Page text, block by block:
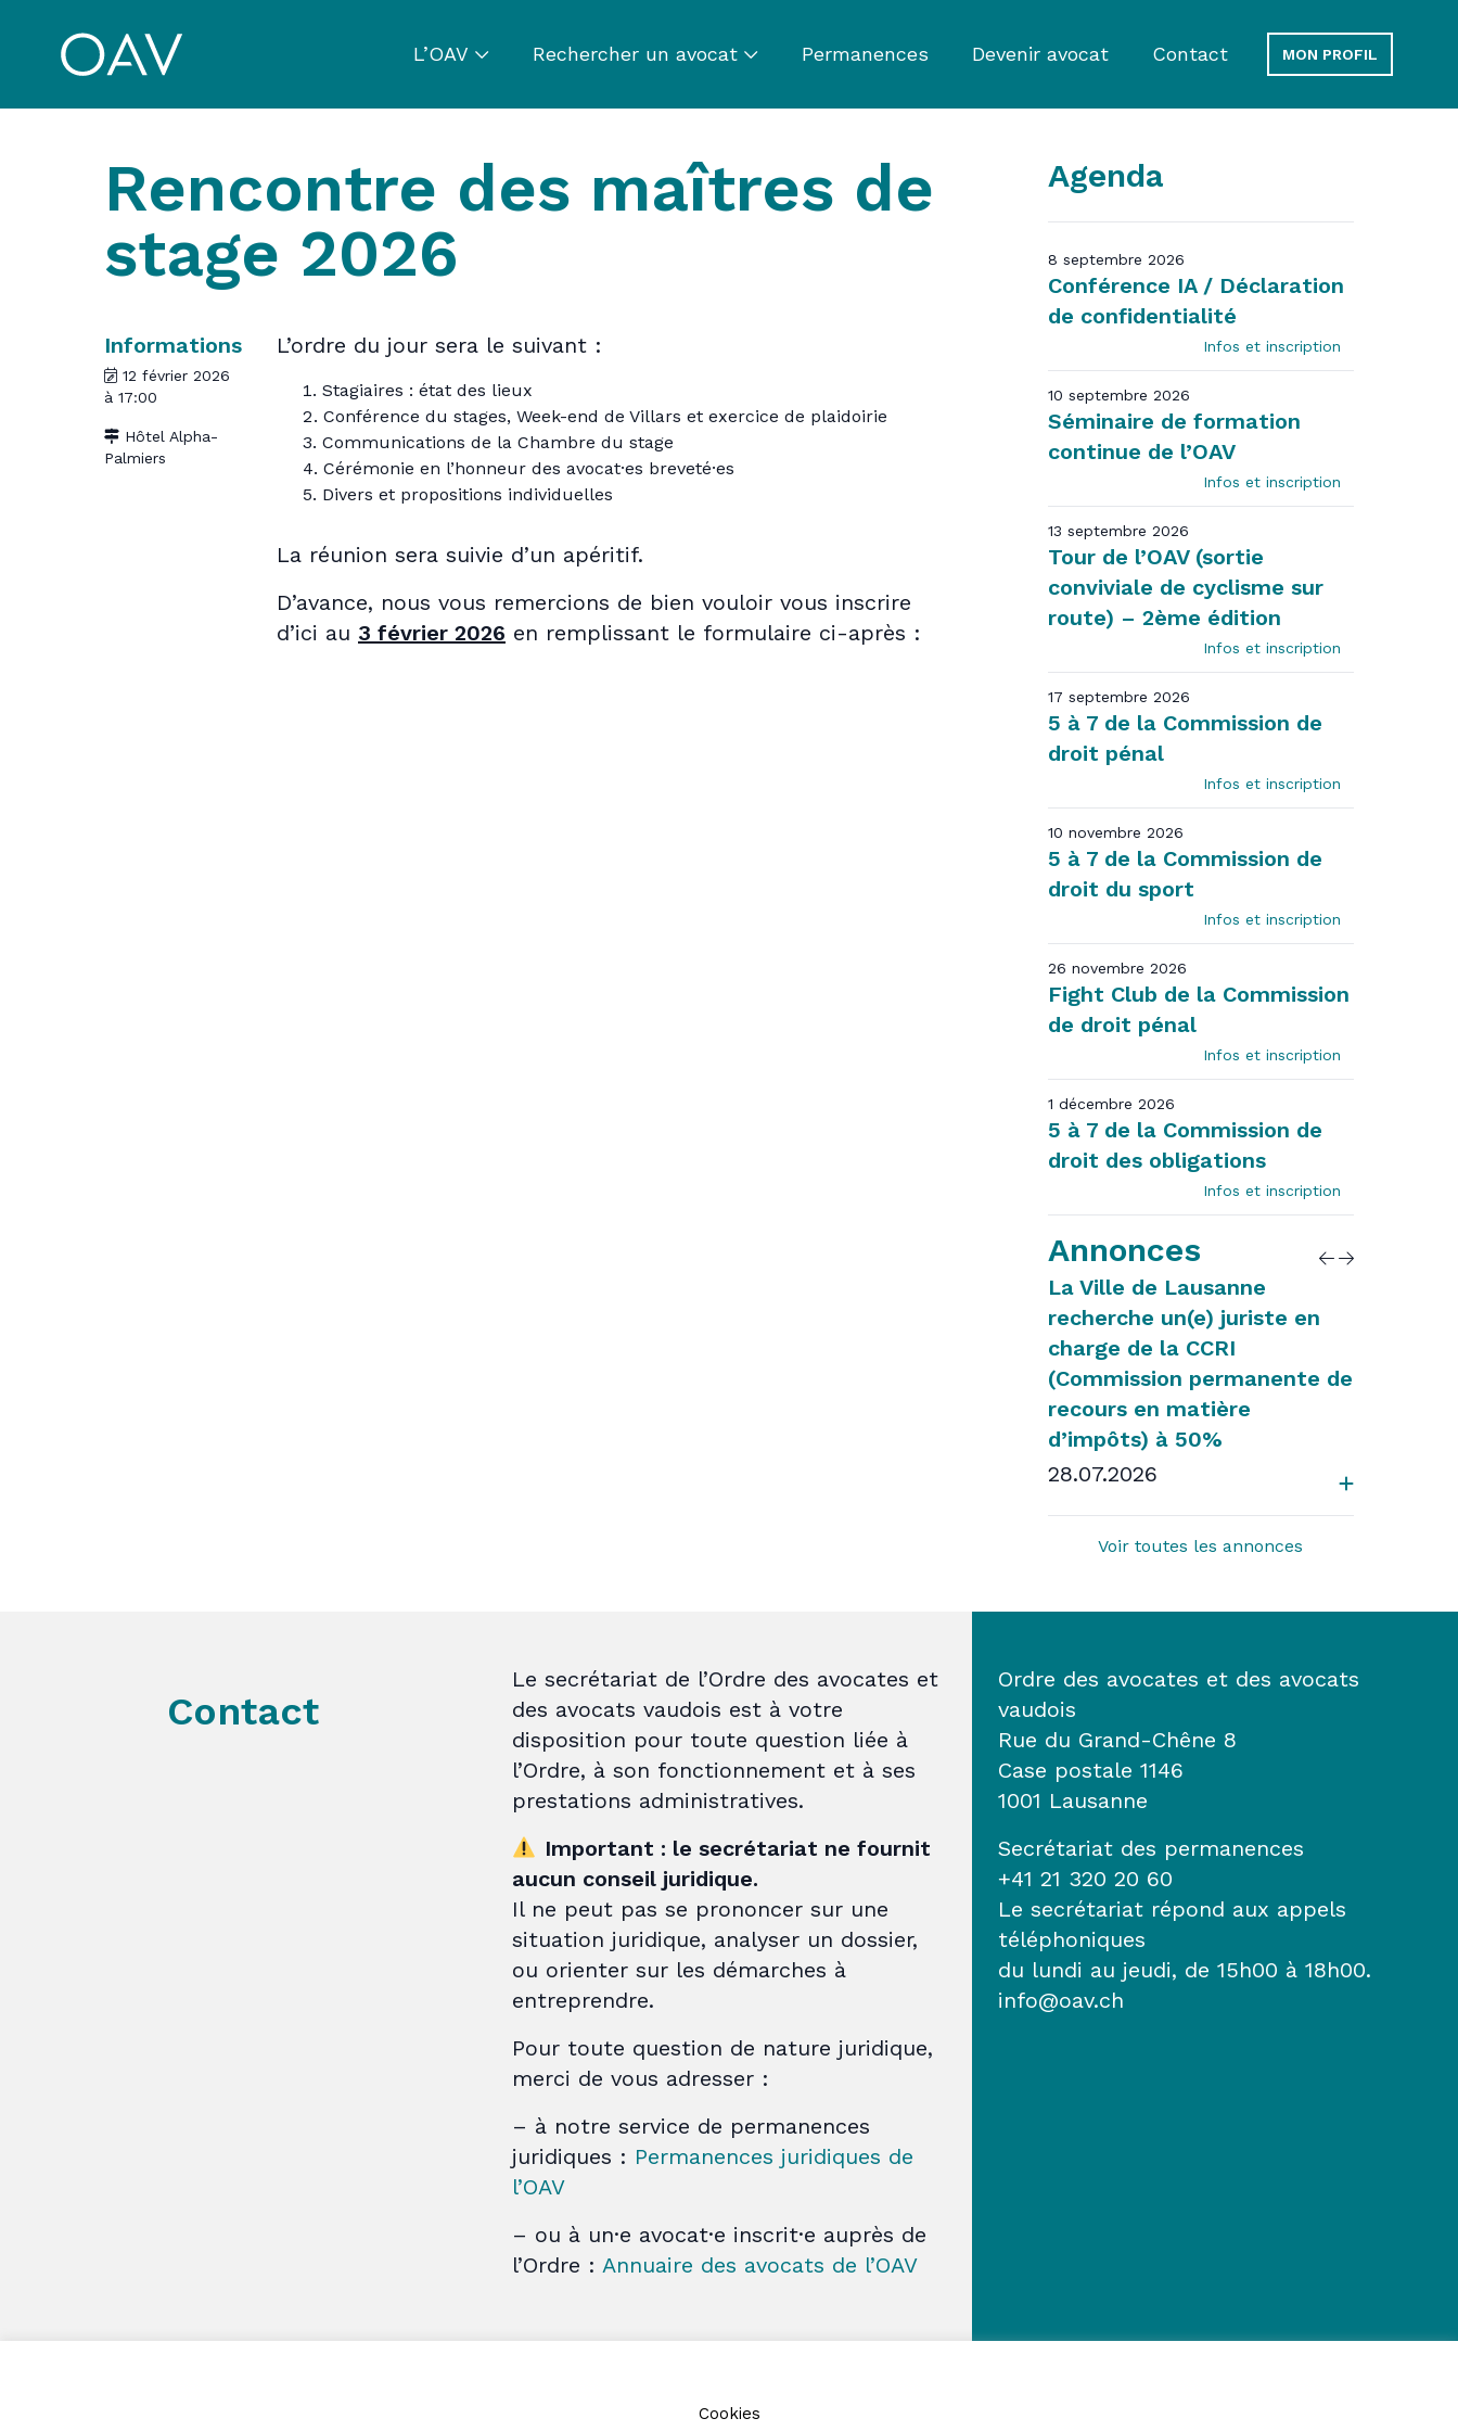
L’OAV Rechercher un avocat Permanences Devenir avocat Contact MON PROFIL
Rencontre des maîtres de
stage 2026
Informations
12 février 2026
à 17:00
Hôtel Alpha-
Palmiers
L’ordre du jour sera le suivant :
Stagiaires : état des lieux
Conférence du stages, Week-end de Villars et exercice de plaidoirie
Communications de la Chambre du stage
Cérémonie en l’honneur des avocat·es breveté·es
Divers et propositions individuelles
La réunion sera suivie d’un apéritif.
D’avance, nous vous remercions de bien vouloir vous inscrire
d’ici au 3 février 2026 en remplissant le formulaire ci-après :
Agenda
8 septembre 2026
Conférence IA / Déclaration
de confidentialité
Infos et inscription
10 septembre 2026
Séminaire de formation
continue de l’OAV
Infos et inscription
13 septembre 2026
Tour de l’OAV (sortie
conviviale de cyclisme sur
route) – 2ème édition
Infos et inscription
17 septembre 2026
5 à 7 de la Commission de
droit pénal
Infos et inscription
10 novembre 2026
5 à 7 de la Commission de
droit du sport
Infos et inscription
26 novembre 2026
Fight Club de la Commission
de droit pénal
Infos et inscription
1 décembre 2026
5 à 7 de la Commission de
droit des obligations
Infos et inscription
Annonces
La Ville de Lausanne
recherche un(e) juriste en
charge de la CCRI
(Commission permanente de
recours en matière
d’impôts) à 50%
28.07.2026
Voir toutes les annonces
Contact
Le secrétariat de l’Ordre des avocates et
des avocats vaudois est à votre
disposition pour toute question liée à
l’Ordre, à son fonctionnement et à ses
prestations administratives.
Important : le secrétariat ne fournit
aucun conseil juridique.
Il ne peut pas se prononcer sur une
situation juridique, analyser un dossier,
ou orienter sur les démarches à
entreprendre.
Pour toute question de nature juridique,
merci de vous adresser :
– à notre service de permanences
juridiques : Permanences juridiques de
l’OAV
– ou à un·e avocat·e inscrit·e auprès de
l’Ordre : Annuaire des avocats de l’OAV
Ordre des avocates et des avocats
vaudois
Rue du Grand-Chêne 8
Case postale 1146
1001 Lausanne
Secrétariat des permanences
+41 21 320 20 60
Le secrétariat répond aux appels
téléphoniques
du lundi au jeudi, de 15h00 à 18h00.
info@oav.ch
Cookies